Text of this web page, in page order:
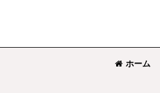
ホーム